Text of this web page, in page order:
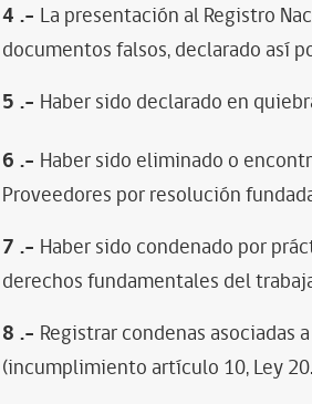
4 .- La presentación al Registro
documentos falsos, declarado así
5 .- Haber sido declarado en
6 .- Haber sido eliminado o
Proveedores por resolución
7 .- Haber sido condenado por
derechos fundamentales del
8 .- Registrar condenas asociadas
(incumplimiento artículo 10, Ley